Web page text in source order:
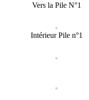
Vers la Pile N°1
Intérieur Pile n°1